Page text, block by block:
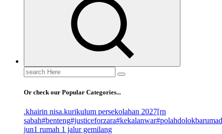
Search
for:
Or check our Popular Categories...
.khairin nisa.kurikulum persekolahan 2027[rn
sabah#benteng#justiceforzara#kekalanwar
jun1 rumah 1 jalur gemilang